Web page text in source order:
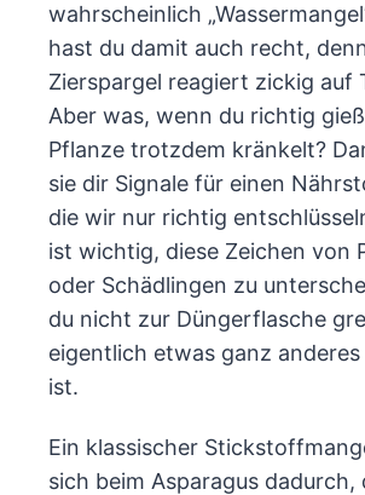
wahrscheinlich
hast du damit auch recht,
Zierspargel reagiert zickig auf
Aber was, wenn du richtig
Pflanze trotzdem kränkelt?
sie dir Signale für einen
die wir nur richtig
ist wichtig, diese Zeichen von
oder Schädlingen zu
du nicht zur Düngerflasche
eigentlich etwas ganz anderes
ist.
Ein klassischer
sich beim Asparagus dadurch,